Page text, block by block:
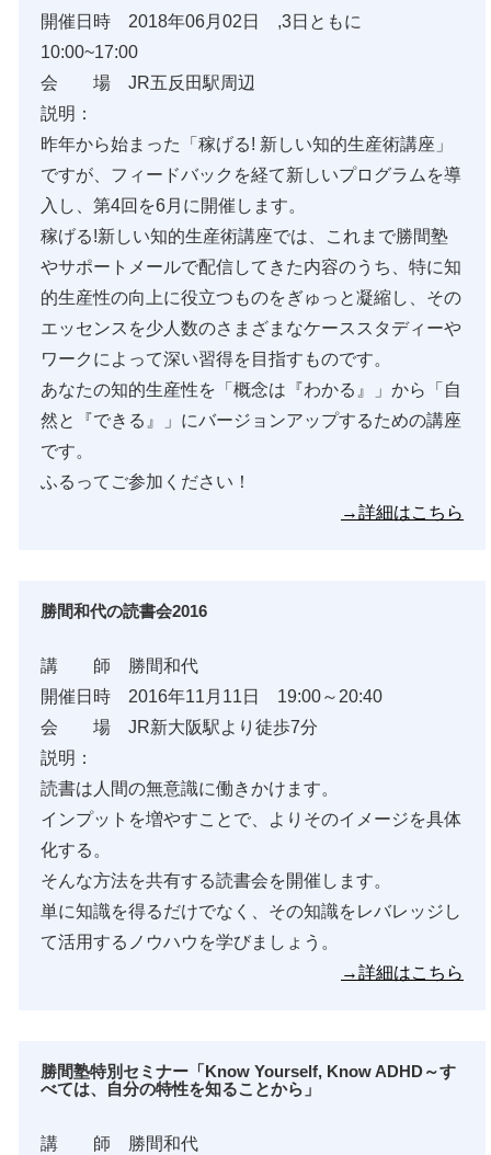
開催日時 2018年06月02日 ,3日ともに
10:00~17:00
会 場 JR五反田駅周辺
説明：
昨年から始まった「稼げる! 新しい知的生産術講座」
ですが、フィードバックを経て新しいプログラムを導
入し、第4回を6月に開催します。
稼げる!新しい知的生産術講座では、これまで勝間塾
やサポートメールで配信してきた内容のうち、特に知
的生産性の向上に役立つものをぎゅっと凝縮し、その
エッセンスを少人数のさまざまなケーススタディーや
ワークによって深い習得を目指すものです。
あなたの知的生産性を「概念は『わかる』」から「自
然と『できる』」にバージョンアップするための講座
です。
ふるってご参加ください！
→詳細はこちら
勝間和代の読書会2016
講 師 勝間和代
開催日時 2016年11月11日 19:00～20:40
会 場 JR新大阪駅より徒歩7分
説明：
読書は人間の無意識に働きかけます。
インプットを増やすことで、よりそのイメージを具体
化する。
そんな方法を共有する読書会を開催します。
単に知識を得るだけでなく、その知識をレバレッジし
て活用するノウハウを学びましょう。
→詳細はこちら
勝間塾特別セミナー「Know Yourself, Know ADHD～す
べては、自分の特性を知ることから」
講 師 勝間和代